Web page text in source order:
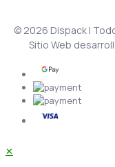
© 2026 Dispack |
Sitio Web
✕